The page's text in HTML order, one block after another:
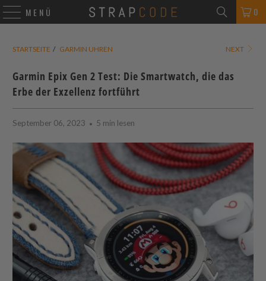
MENÜ 0
STARTSEITE / GARMIN UHREN NEXT
Garmin Epix Gen 2 Test: Die Smartwatch, die das
Erbe der Exzellenz fortführt
September 06, 2023 5 min lesen